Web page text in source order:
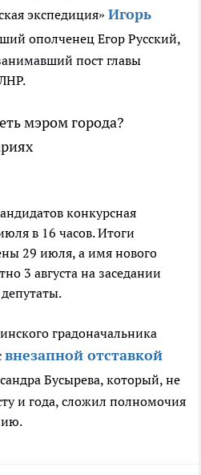
экспедиция» Игорь
ополченец Егор Русский,
пост главы
мэром города?
конкурсная
в 16 часов. Итоги
29 июля, а имя нового
3 августа на заседании
депутаты.
градоначальника
внезапной отставкой
Бусырева, который, не
и года, сложил полномочия